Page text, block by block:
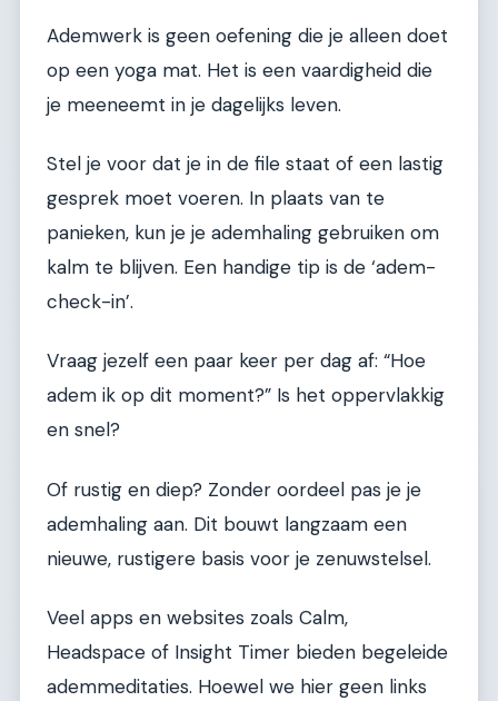
Ademwerk is geen oefening die je alleen doet
op een yoga mat. Het is een vaardigheid die
je meeneemt in je dagelijks leven.
Stel je voor dat je in de file staat of een lastig
gesprek moet voeren. In plaats van te
panieken, kun je je ademhaling gebruiken om
kalm te blijven. Een handige tip is de ‘adem-
check-in’.
Vraag jezelf een paar keer per dag af: “Hoe
adem ik op dit moment?” Is het oppervlakkig
en snel?
Of rustig en diep? Zonder oordeel pas je je
ademhaling aan. Dit bouwt langzaam een
nieuwe, rustigere basis voor je zenuwstelsel.
Veel apps en websites zoals Calm,
Headspace of Insight Timer bieden begeleide
ademmeditaties. Hoewel we hier geen links